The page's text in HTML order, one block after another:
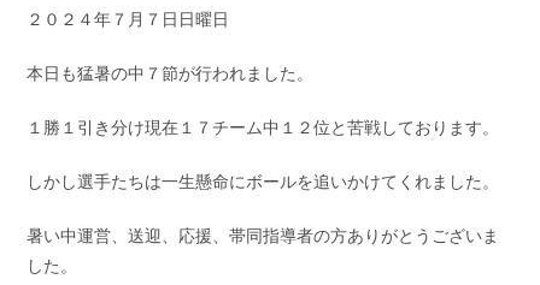
２０２４年７月７日日曜日
本日も猛暑の中７節が行われました。
１勝１引き分け現在１７チーム中１２位と苦戦しております。
しかし選手たちは一生懸命にボールを追いかけてくれました。
暑い中運営、送迎、応援、帯同指導者の方ありがとうございま
した。